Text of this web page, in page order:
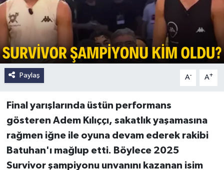
Paylaş A- A+
Final yarışlarında üstün performans
gösteren Adem Kılıççı, sakatlık yaşamasına
rağmen iğne ile oyuna devam ederek rakibi
Batuhan'ı mağlup etti. Böylece 2025
Survivor şampiyonu unvanını kazanan isim